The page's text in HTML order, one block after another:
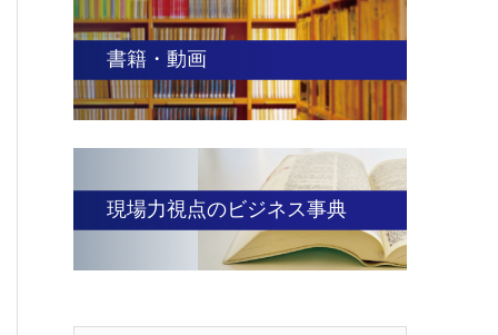
書籍・動画
現場力視点のビジネス事典